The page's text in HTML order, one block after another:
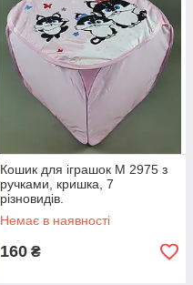
Кошик для іграшок M 2975 з
ручками, кришка, 7
різновидів.
Немає в наявності
160 ₴